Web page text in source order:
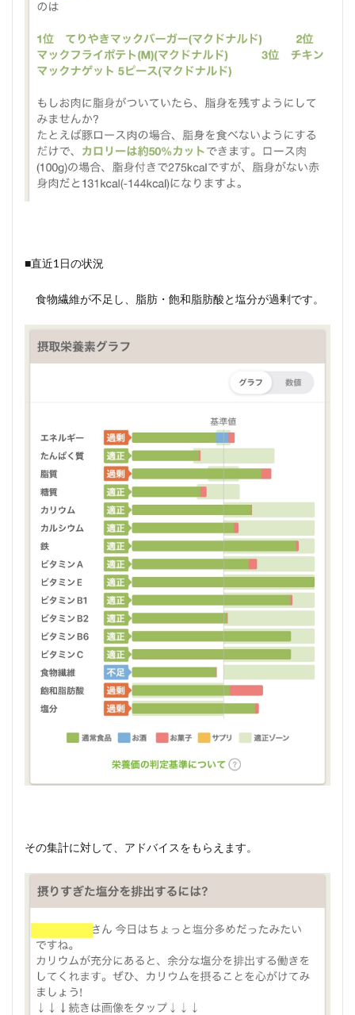
■直近1日の状況
食物繊維が不足し、脂肪・飽和脂肪酸と塩分が過剰です。
その集計に対して、アドバイスをもらえます。